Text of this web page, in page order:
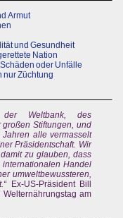
Armut
und Gesundheit
Nation
oder Unfälle
nur Züchtung
Weltbank, des
Stiftungen, und
alle vermasselt
Präsidentschaft. Wir
zu glauben, dass
Handel
umweltbewussteren,
Ex-US-Präsident Bill
Welternährungstag am